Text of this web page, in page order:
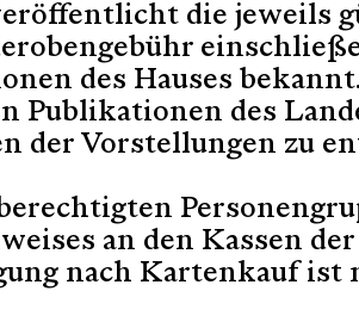
die jeweils
des Hauses
Publikationen des
der Vorstellungen zu
an den Kassen
nach Kartenkauf ist